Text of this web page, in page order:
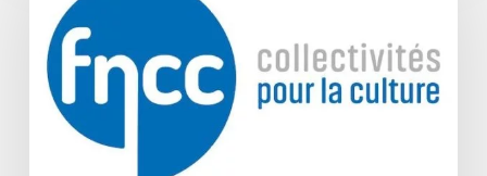
FNCC
réaffirme
son
attachement